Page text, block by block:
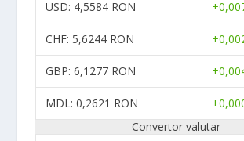
USD: 4,5584 RON
CHF: 5,6244 RON
GBP: 6,1277 RON
MDL: 0,2621 RON
Convertor valutar